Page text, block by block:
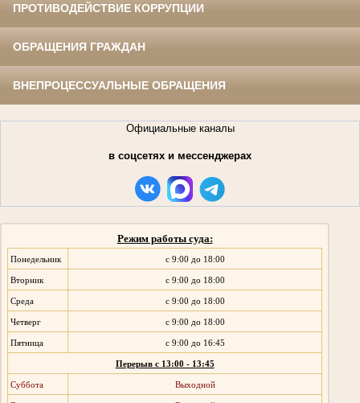
ПРОТИВОДЕЙСТВИЕ КОРРУПЦИИ
ОБРАЩЕНИЯ ГРАЖДАН
ВНЕПРОЦЕССУАЛЬНЫЕ ОБРАЩЕНИЯ
Официальные каналы
в соцсетях и мессенджерах
Режим работы суда:
Понедельник с 9:00 до 18:00
Вторник с 9:00 до 18:00
Среда с 9:00 до 18:00
Четверг с 9:00 до 18:00
Пятница с 9:00 до 16:45
Перерыв с 13:00 - 13:45
Суббота Выходной